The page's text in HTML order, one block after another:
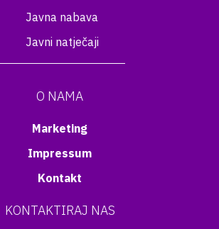
Javna nabava
Javni natječaji
O NAMA
Marketing
Impressum
Kontakt
KONTAKTIRAJ NAS